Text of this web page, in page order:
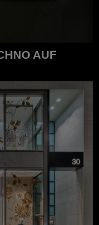
AUF
Couture trifft